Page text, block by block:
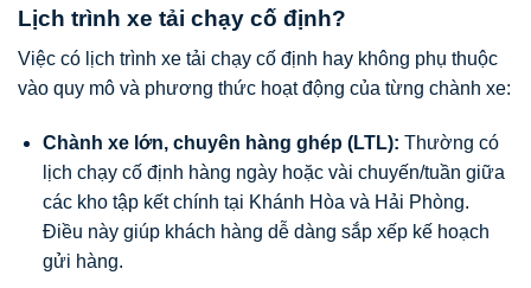
Lịch trình xe tải chạy cố định?
Việc có lịch trình xe tải chạy cố định hay không phụ thuộc
vào quy mô và phương thức hoạt động của từng chành xe:
Chành xe lớn, chuyên hàng ghép (LTL): Thường có
lịch chạy cố định hàng ngày hoặc vài chuyến/tuần giữa
các kho tập kết chính tại Khánh Hòa và Hải Phòng.
Điều này giúp khách hàng dễ dàng sắp xếp kế hoạch
gửi hàng.